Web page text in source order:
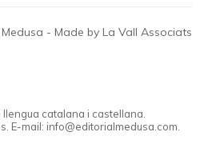
- Made by La Vall Associats
catalana i castellana.
E-mail: info@editorialmedusa.com.